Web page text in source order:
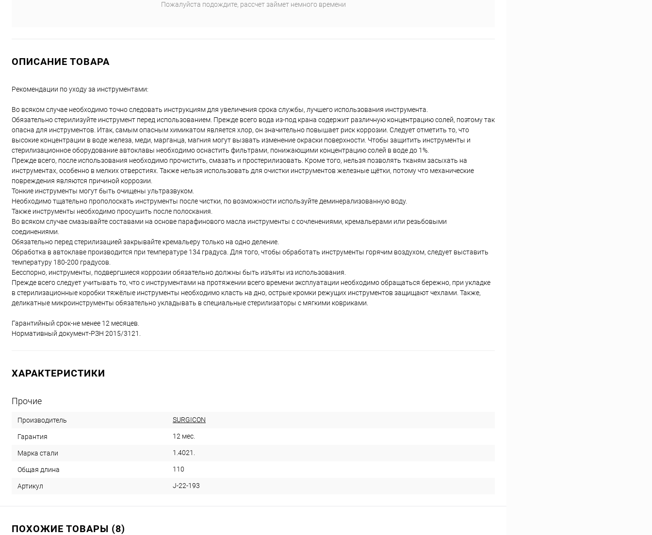
Пожалуйста подождите, рассчет займет немного времени
ОПИСАНИЕ ТОВАРА
Рекомендации по уходу за инструментами:
Во всяком случае необходимо точно следовать инструкциям для увеличения срока службы, лучшего использования инструмента.
Обязательно стерилизуйте инструмент перед использованием. Прежде всего вода из-под крана содержит различную концентрацию солей, поэтому так
опасна для инструментов. Итак, самым опасным химикатом является хлор, он значительно повышает риск коррозии. Cледует отметить то, что
высокие концентрации в воде железа, меди, марганца, магния могут вызвать изменение окраски поверхности. Чтобы защитить инструменты и
стерилизационное оборудование автоклавы необходимо оснастить фильтрами, понижающими концентрацию солей в воде до 1%.
Прежде всего, после использования необходимо прочистить, смазать и простерилизовать. Кроме того, нельзя позволять тканям засыхать на
инструментах, особенно в мелких отверстиях. Также нельзя использовать для очистки инструментов железные щётки, потому что механические
повреждения являются причиной коррозии.
Тонкие инструменты могут быть очищены ультразвуком.
Необходимо тщательно прополоскать инструменты после чистки, по возможности используйте деминерализованную воду.
Также инструменты необходимо просушить после полоскания.
Во всяком случае смазывайте составами на основе парафинового масла инструменты с сочленениями, кремальерами или резьбовыми
соединениями.
Обязательно перед стерилизацией закрывайте кремальеру только на одно деление.
Обработка в автоклаве производится при температуре 134 градуса. Для того, чтобы обработать инструменты горячим воздухом, следует выставить
температуру 180-200 градусов.
Бесспорно, инструменты, подвергшиеся коррозии обязательно должны быть изъяты из использования.
Прежде всего следует учитывать то, что с инструментами на протяжении всего времени эксплуатации необходимо обращаться бережно, при укладке
в стерилизационные коробки тяжёлые инструменты необходимо класть на дно, острые кромки режущих инструментов защищают чехлами. Также,
деликатные микроинструменты обязательно укладывать в специальные стерилизаторы с мягкими ковриками.
Гарантийный срок-не менее 12 месяцев.
Нормативный документ-РЗН 2015/3121.
ХАРАКТЕРИСТИКИ
Прочие
Производитель SURGICON
Гарантия 12 мес.
Марка стали 1.4021.
Общая длина 110
Артикул J-22-193
ПОХОЖИЕ ТОВАРЫ (8)